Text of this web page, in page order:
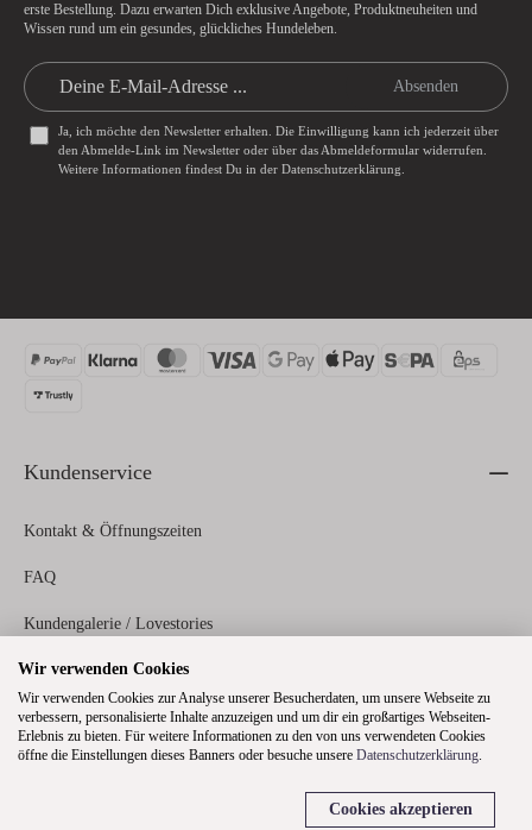
erste Bestellung. Dazu erwarten Dich exklusive Angebote, Produktneuheiten und
Wissen rund um ein gesundes, glückliches Hundeleben.
Absenden
Ja, ich möchte den Newsletter erhalten. Die Einwilligung kann ich jederzeit über
den Abmelde-Link im Newsletter oder über das Abmeldeformularwiderrufen.
Weitere Informationen findest Du in der Datenschutzerklärung
Kundenservice
Kontakt & Öffnungszeiten
FAQ
Kundengalerie / Lovestories
Zahlungs- und Versandinformationen
Rechtliches
Wir verwenden Cookies
Wir verwenden Cookies zur Analyse unserer Besucherdaten, um unsere Webseite zu
verbessern, personalisierte Inhalte anzuzeigen und um dir ein großartiges Webseiten-
Erlebnis zu bieten. Für weitere Informationen zu den von uns verwendeten Cookies
öffne die Einstellungen dieses Banners oder besuche unsere Datenschutzerklärung.
Cookies akzeptieren